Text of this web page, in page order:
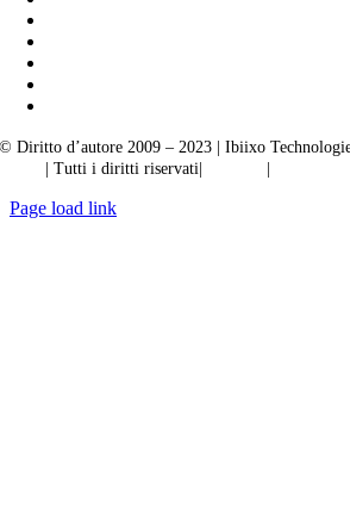
© Diritto d’autore 2009 – 2023 | Ibiixo
| Tutti i diritti riservati|
Page load link